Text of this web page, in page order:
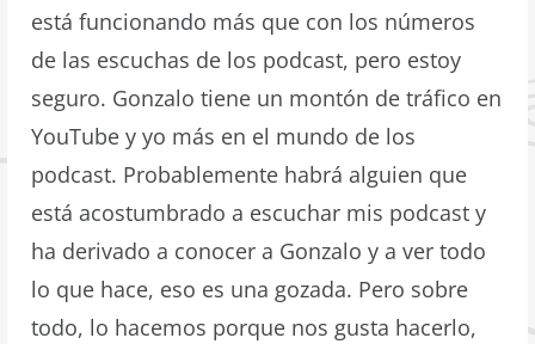
está funcionando más que con los números
de las escuchas de los podcast, pero estoy
seguro. Gonzalo tiene un montón de tráfico en
YouTube y yo más en el mundo de los
podcast. Probablemente habrá alguien que
está acostumbrado a escuchar mis podcast y
ha derivado a conocer a Gonzalo y a ver todo
lo que hace, eso es una gozada. Pero sobre
todo, lo hacemos porque nos gusta hacerlo,